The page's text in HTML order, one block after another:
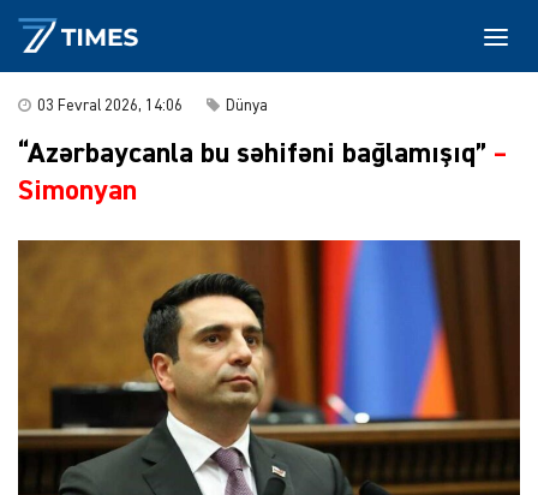
03 Fevral 2026, 14:06 Dünya
“Azərbaycanla bu səhifəni bağlamışıq” –
Simonyan